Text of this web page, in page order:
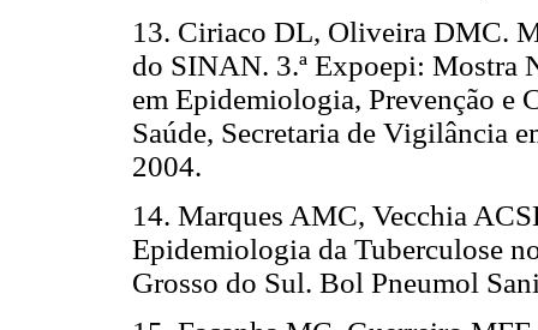
13. Ciriaco DL, Oliveira DMC.
do SINAN. 3.ª Expoepi: Mostra
em Epidemiologia, Prevenção e
Saúde, Secretaria de Vigilância
2004.
14. Marques AMC, Vecchia
Epidemiologia da Tuberculose
Grosso do Sul. Bol Pneumol